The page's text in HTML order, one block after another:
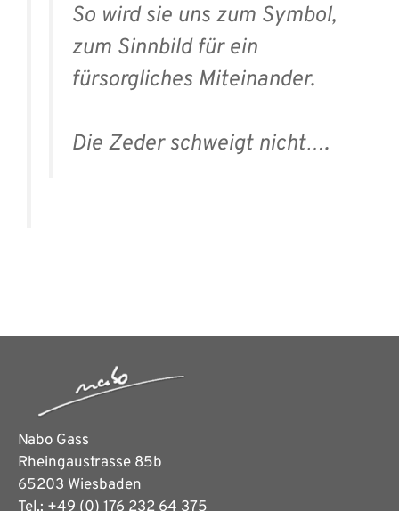
So wird sie uns zum Symbol,
zum Sinnbild für ein
fürsorgliches Miteinander.
Die Zeder schweigt nicht….
Nabo Gass
Rheingaustrasse 85b
65203 Wiesbaden